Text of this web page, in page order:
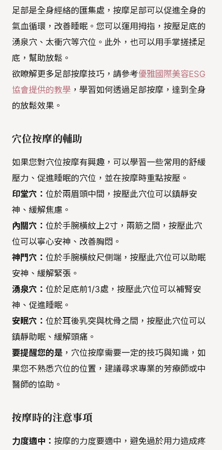
足部是全身經絡的匯集處，按摩足部可以促進全身的
氣血循環，改善睡眠。您可以運用拇指，按壓足底的
湧泉穴、太衝穴等穴位。此外，也可以用手掌搓揉足
底，幫助放鬆。
欲瞭解更多足部按摩技巧，請參考優雅國際美容ESG
協會提供的教學 ，學習如何透過足部按摩，達到全身
的放鬆效果。
穴位按摩的輔助
如果您對穴位按摩有興趣，可以學習一些常用的舒緩
壓力、促進睡眠的穴位，並在按摩時重點按壓。
印堂穴： 位於兩眉頭中間，按壓此穴位可以鎮靜安
神、緩解焦慮。
內關穴： 位於手腕橫紋上2寸，兩筋之間，按壓此穴
位可以寧心安神、改善胸悶。
神門穴： 位於手腕橫紋尺側端，按壓此穴位可以助眠
安神、緩解緊張。
湧泉穴： 位於足底前1/3處，按壓此穴位可以補腎安
神、促進睡眠。
安眠穴： 位於耳後乳突與枕骨之間，按壓此穴位可以
鎮靜助眠、緩解頭痛。
要提醒您的是 ，穴位按摩需要一定的技巧與知識，如
果您不熟悉穴位的位置，建議尋求專業的芳療師或中
醫師的協助。
按摩時的注意事項
力度適中： 按摩的力度要適中，避免過於用力造成疼